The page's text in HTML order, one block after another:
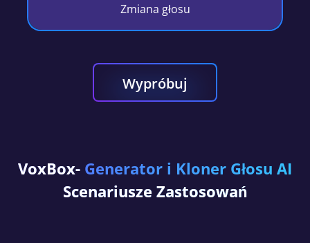
Zmiana głosu
Wypróbuj
VoxBox- Generator i Kloner Głosu AI
Scenariusze Zastosowań